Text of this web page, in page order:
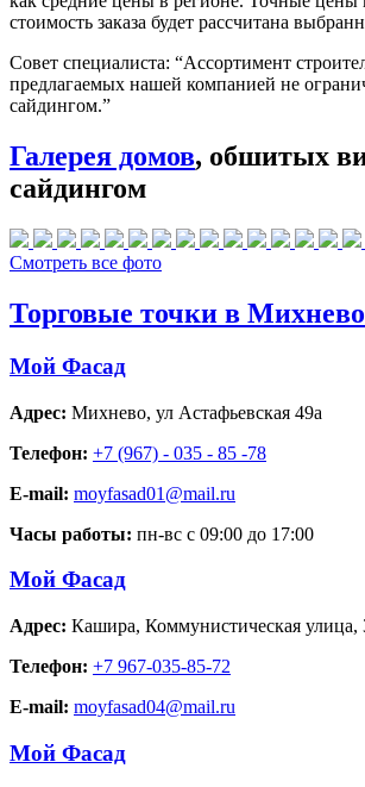
стоимость заказа будет рассчитана
Совет специалиста: “Ассортимент
предлагаемых нашей компанией не
сайдингом.”
Галерея домов, обшитых
сайдингом
Смотреть все фото
Торговые точки в
Мой Фасад
Адрес: Михнево, ул Астафьевская 49а
Телефон: +7 (967) - 035 - 85 -78
E-mail: moyfasad01@mail.ru
Часы работы: пн-вс с 09:00 до 17:00
Мой Фасад
Адрес: Кашира, Коммунистическая улица,
Телефон: +7 967-035-85-72
E-mail: moyfasad04@mail.ru
Мой Фасад